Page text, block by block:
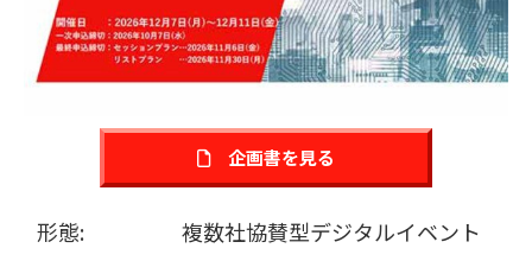
企画書を見る
形態: 複数社協賛型デジタルイベント